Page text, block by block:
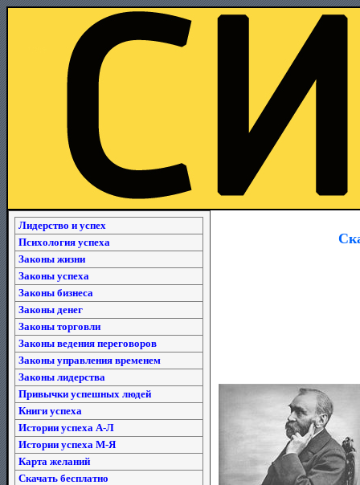
Лидерство и успех
Психология успеха
Законы жизни
Законы успеха
Законы бизнеса
Законы денег
Законы торговли
Законы ведения переговоров
Законы управления временем
Законы лидерства
Привычки успешных людей
Книги успеха
Истории успеха А-Л
Истории успеха М-Я
Карта желаний
Скачать бесплатно